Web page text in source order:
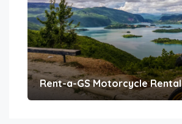
Rent-a-GS Motorcycle Rental